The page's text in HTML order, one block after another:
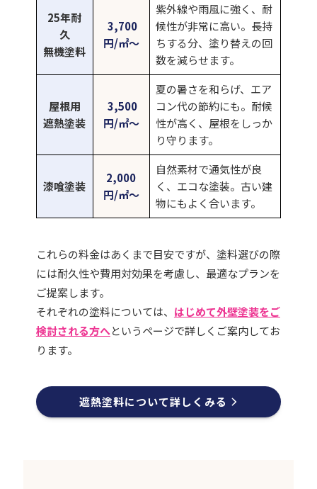
25年耐
久
無機塗料
3,700
円/㎡〜
紫外線や雨風に強く、耐
候性が非常に高い。長持
ちする分、塗り替えの回
数を減らせます。
屋根用
遮熱塗装
3,500
円/㎡〜
夏の暑さを和らげ、エア
コン代の節約にも。耐候
性が高く、屋根をしっか
り守ります。
漆喰塗装
2,000
円/㎡〜
自然素材で通気性が良
く、エコな塗装。古い建
物にもよく合います。
これらの料金はあくまで目安ですが、塗料選びの際
には耐久性や費用対効果を考慮し、最適なプランを
ご提案します。
それぞれの塗料については、 はじめて外壁塗装をご
検討される方へというページで詳しくご案内してお
ります。
遮熱塗料について詳しくみる